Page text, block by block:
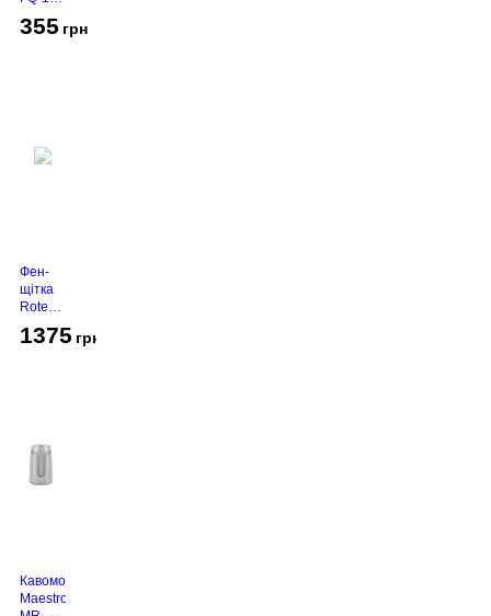
Black
355 грн
Фен-
щітка
Rotex
RHC-
490-T
1375 грн
Кавомолка
Maestro